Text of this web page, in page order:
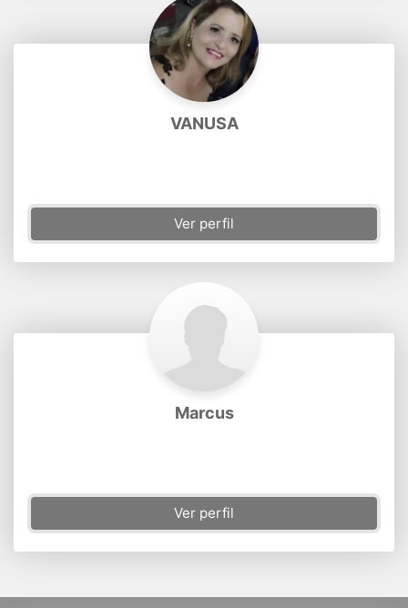
VANUSA
Ver perfil
Marcus
Ver perfil